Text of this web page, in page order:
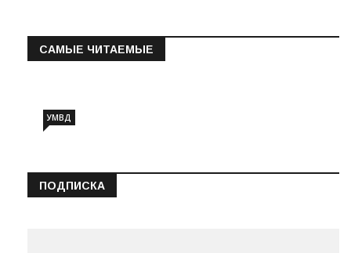
САМЫЕ ЧИТАЕМЫЕ
УМВД
ПОДПИСКА